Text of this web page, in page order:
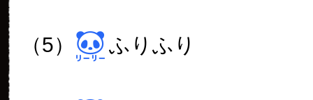
（5） ふりふり